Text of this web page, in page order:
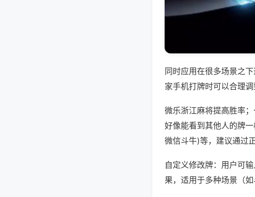
同时应用在很多场景之
家手机打牌时可以合理
微乐浙江麻将提高胜率
好像能看到其他人的牌
微信斗牛)等，建议通过
自定义修改牌：用户可
果，适用于多种场景（